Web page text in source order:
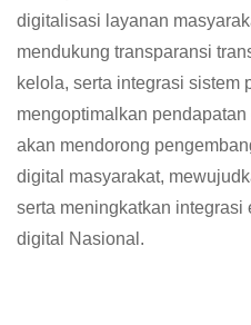
digitalisasi layanan
mendukung transparansi
kelola, serta integrasi sistem
mengoptimalkan
akan mendorong
digital masyarakat,
serta meningkatkan integrasi
digital Nasional.